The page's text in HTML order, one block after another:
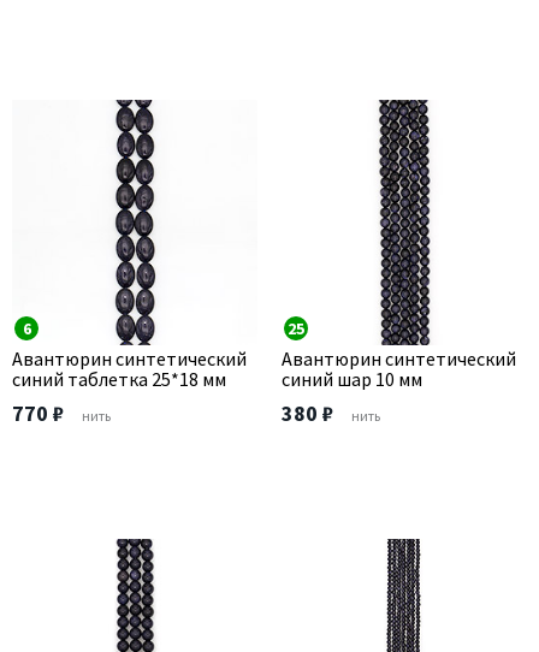
6
Авантюрин синтетический
синий таблетка 25*18 мм
770 ₽ нить
25
Авантюрин синтетический
синий шар 10 мм
380 ₽ нить